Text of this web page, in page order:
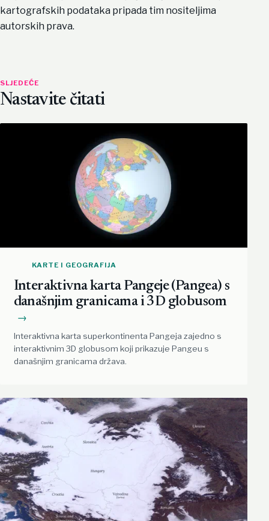
kartografskih podataka pripada tim nositeljima
autorskih prava.
SLJEDEĆE
Nastavite čitati
KARTE I GEOGRAFIJA
Interaktivna karta Pangeje (Pangea) s
današnjim granicama i 3D globusom
→
Interaktivna karta superkontinenta Pangeja zajedno s
interaktivnim 3D globusom koji prikazuje Pangeu s
današnjim granicama država.